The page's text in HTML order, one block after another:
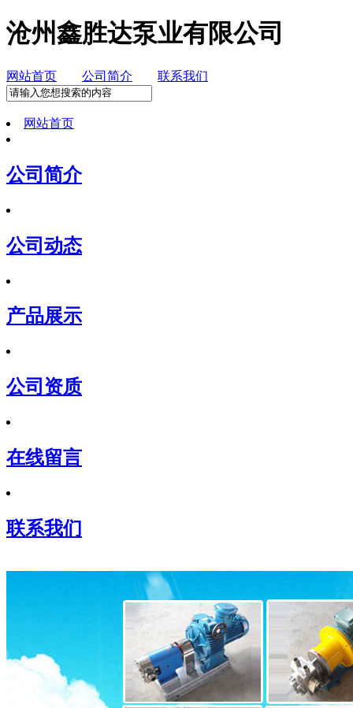
沧州鑫胜达泵业有限公司
网站首页 公司简介 联系我们
网站首页
公司简介
公司动态
产品展示
公司资质
在线留言
联系我们